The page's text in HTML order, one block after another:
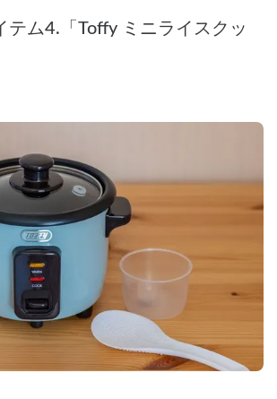
テム4.「Toffy ミニライスクッ